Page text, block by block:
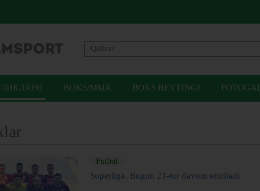
BOKS/MMA BOKS REYTINGI
Futbol
Superliga. Bugun 21-tur davom ettiriladi